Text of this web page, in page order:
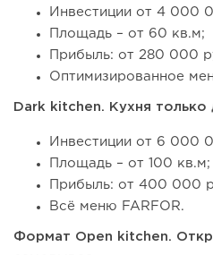
Инвестиции от 4 000
Площадь – от 60 кв.м;
Прибыль: от 280 000
Оптимизированное
Dark kitchen. Кухня только
Инвестиции от 6 000
Площадь – от 100 кв.м;
Прибыль: от 400 000
Всё меню FARFOR.
Формат Open kitchen.